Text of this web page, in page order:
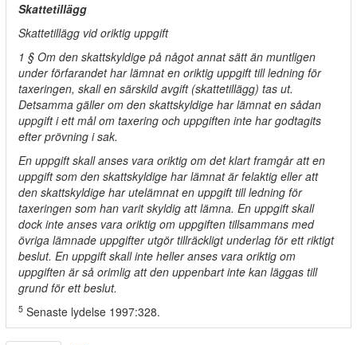
Skattetillägg
Skattetillägg vid oriktig uppgift
1 § Om den skattskyldige på något annat sätt än muntligen
under förfarandet har lämnat en oriktig uppgift till ledning för
taxeringen, skall en särskild avgift (skattetillägg) tas ut.
Detsamma gäller om den skattskyldige har lämnat en sådan
uppgift i ett mål om taxering och uppgiften inte har godtagits
efter prövning i sak.
En uppgift skall anses vara oriktig om det klart framgår att en
uppgift som den skattskyldige har lämnat är felaktig eller att
den skattskyldige har utelämnat en uppgift till ledning för
taxeringen som han varit skyldig att lämna. En uppgift skall
dock inte anses vara oriktig om uppgiften tillsammans med
övriga lämnade uppgifter utgör tillräckligt underlag för ett riktigt
beslut. En uppgift skall inte heller anses vara oriktig om
uppgiften är så orimlig att den uppenbart inte kan läggas till
grund för ett beslut.
5 Senaste lydelse 1997:328.